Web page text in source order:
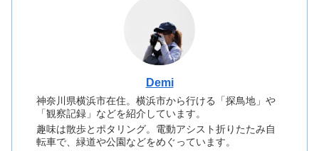
Demi
神奈川県横浜市在住。横浜市から行ける「探鳥地」や
「観察記録」などを紹介しています。
趣味は散歩とポタリング。電動アシスト折りたたみ自
転車で、緑道や公園などをめぐっています。